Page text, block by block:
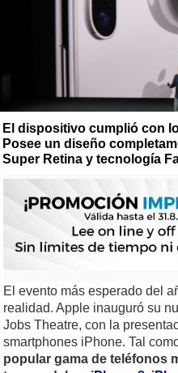
El dispositivo cumplió con
Posee un diseño
Super Retina y tecnología
El evento más esperado del
realidad. Apple inauguró su
Jobs Theatre, con la
smartphones iPhone. Tal
popular gama de teléfonos